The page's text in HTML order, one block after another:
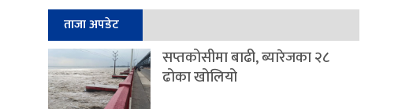
ताजा अपडेट
सप्तकोसीमा बाढी, ब्यारेजका २८
ढोका खोलियो